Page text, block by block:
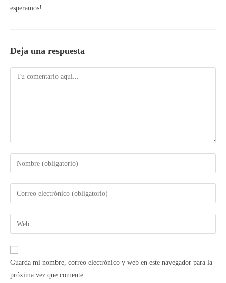
esperamos!
Deja una respuesta
Guarda mi nombre, correo electrónico y web en este navegador para la
próxima vez que comente.